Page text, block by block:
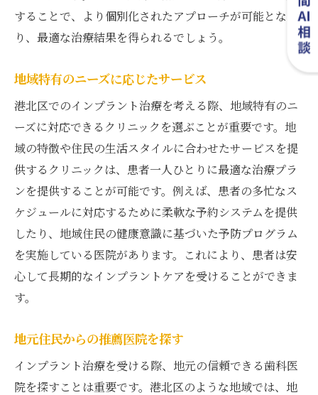
することで、より個別化されたアプローチが可能とな
り、最適な治療結果を得られるでしょう。
地域特有のニーズに応じたサービス
港北区でのインプラント治療を考える際、地域特有のニ
ーズに対応できるクリニックを選ぶことが重要です。地
域の特徴や住民の生活スタイルに合わせたサービスを提
供するクリニックは、患者一人ひとりに最適な治療プラ
ンを提供することが可能です。例えば、患者の多忙なス
ケジュールに対応するために柔軟な予約システムを提供
したり、地域住民の健康意識に基づいた予防プログラム
を実施している医院があります。これにより、患者は安
心して長期的なインプラントケアを受けることができま
す。
地元住民からの推薦医院を探す
インプラント治療を受ける際、地元の信頼できる歯科医
院を探すことは重要です。港北区のような地域では、地